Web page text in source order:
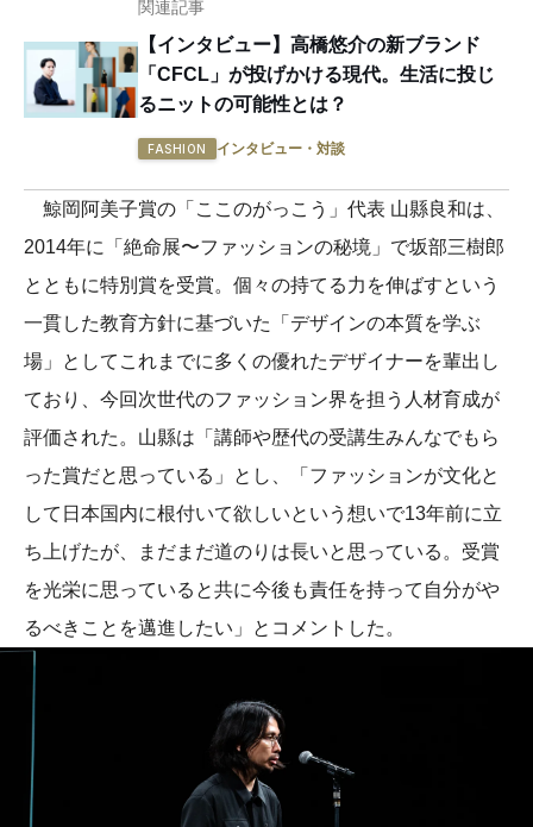
関連記事
【インタビュー】高橋悠介の新ブランド
「CFCL」が投げかける現代。生活に投じ
るニットの可能性とは？
FASHION インタビュー・対談
鯨岡阿美子賞の「ここのがっこう」代表 山縣良和は、
2014年に「絶命展〜ファッションの秘境」で坂部三樹郎
とともに特別賞を受賞。個々の持てる力を伸ばすという
一貫した教育方針に基づいた「デザインの本質を学ぶ
場」としてこれまでに多くの優れたデザイナーを輩出し
ており、今回次世代のファッション界を担う人材育成が
評価された。山縣は「講師や歴代の受講生みんなでもら
った賞だと思っている」とし、「ファッションが文化と
して日本国内に根付いて欲しいという想いで13年前に立
ち上げたが、まだまだ道のりは長いと思っている。受賞
を光栄に思っていると共に今後も責任を持って自分がや
るべきことを邁進したい」とコメントした。